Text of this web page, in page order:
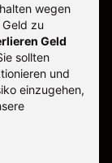
wegen
Geld zu
Geld
sollten
und
einzugehen,